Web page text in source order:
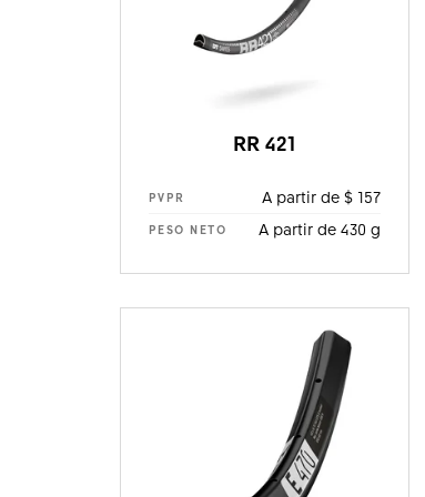
RR 421
PVPR A partir de $ 157
PESO NETO A partir de 430 g